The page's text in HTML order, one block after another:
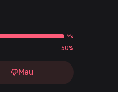
50%
Mau